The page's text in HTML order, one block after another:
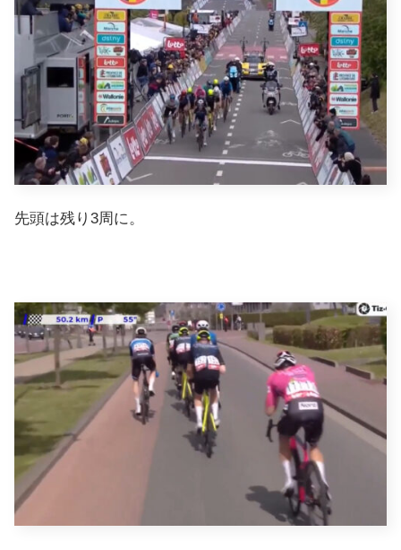
先頭は残り3周に。